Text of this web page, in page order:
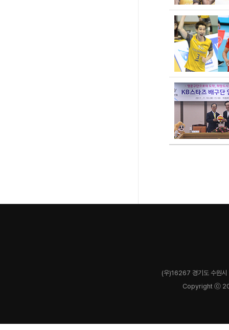
(우)16267 경기도 수원
Copyright ⓒ